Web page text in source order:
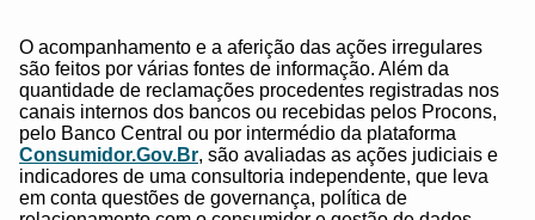
O acompanhamento e a aferição das ações irregulares
são feitos por várias fontes de informação. Além da
quantidade de reclamações procedentes registradas nos
canais internos dos bancos ou recebidas pelos Procons,
pelo Banco Central ou por intermédio da plataforma
Consumidor.Gov.Br, são avaliadas as ações judiciais e
indicadores de uma consultoria independente, que leva
em conta questões de governança, política de